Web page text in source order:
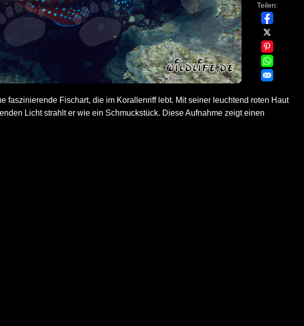
Teilen:
faszinierende Fischart, die im Korallenriff lebt. Mit seiner leuchtend roten Haut
Licht strahlt er wie ein Schmuckstück. Diese Aufnahme zeigt einen